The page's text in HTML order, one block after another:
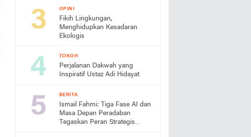
OPINI
Fikih Lingkungan,
Menghidupkan Kesadaran
Ekologis
TOKOH
Perjalanan Dakwah yang
Inspiratif Ustaz Adi Hidayat
BERITA
Ismail Fahmi: Tiga Fase AI dan
Masa Depan Peradaban
Tegaskan Peran Strategis